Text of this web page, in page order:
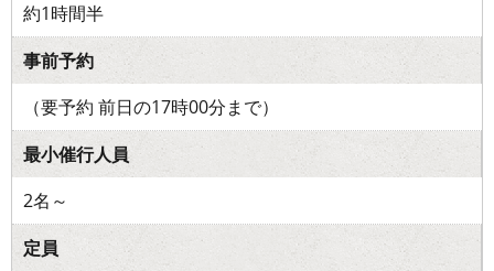
約1時間半
事前予約
（要予約 前日の17時00分まで）
最小催行人員
2名～
定員